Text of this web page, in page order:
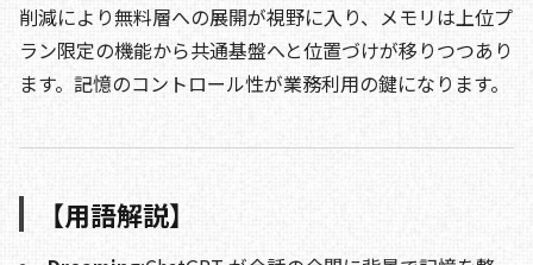
削減により無料層への展開が視野に入り、メモリは上位プ
ラン限定の機能から共通基盤へと位置づけが移りつつあり
ます。記憶のコントロール性が業務利用の鍵になります。
【用語解説】